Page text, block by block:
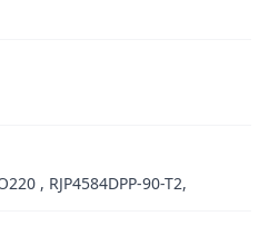
, RJP4584DPP-90-T2,